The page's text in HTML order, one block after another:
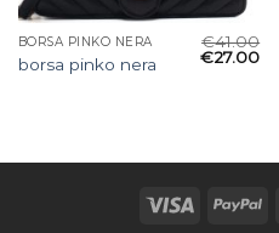
BORSA PINKO NERA
borsa pinko nera
€41.00
€27.00